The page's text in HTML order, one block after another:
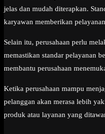
jelas dan mudah diterapkan.
karyawan memberikan
Selain itu, perusahaan perlu
memastikan standar pelayanan
membantu perusahaan
Ketika perusahaan mampu
pelanggan akan merasa lebih
produk atau layanan yang